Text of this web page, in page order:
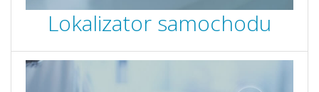
Lokalizator samochodu